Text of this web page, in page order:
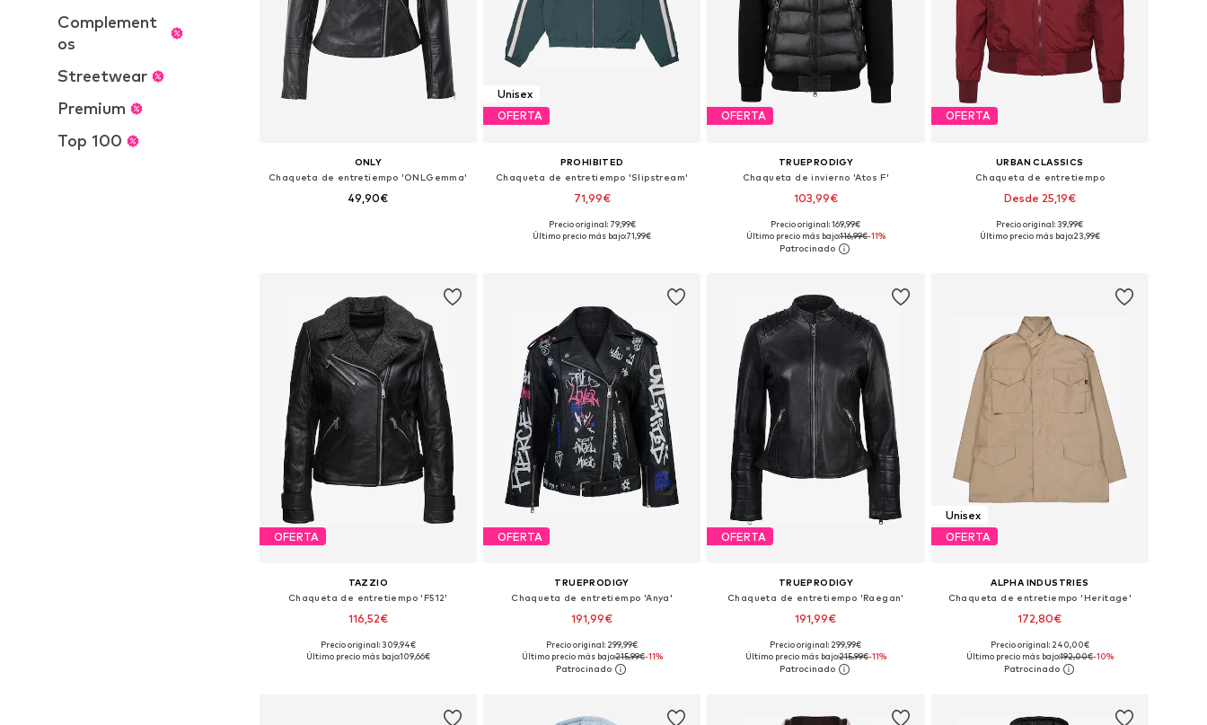
Complement
os
Streetwear
Premium
Top 100
ONLY
Chaqueta de entretiempo 'ONLGemma'
49,90€
Unisex
OFERTA
PROHIBITED
Chaqueta de entretiempo 'Slipstream'
71,99€
Tallas disponibles: XS, S, M, L, XL, XXL
Precio original: 79,99€
Último precio más bajo:71,99€
OFERTA
TRUEPRODIGY
Chaqueta de invierno 'Atos F'
103,99€
Tallas disponibles: XS, S, M, XL
Añadir a la cesta
Precio original: 169,99€
Último precio más bajo:116,99€-11%
OFERTA
URBAN CLASSICS
Chaqueta de entretiempo
Desde 25,19€
+7
Disponible en muchas tallas
Precio original: 39,99€
Último precio más bajo:23,99€
OFERTA
TAZZIO
Chaqueta de entretiempo 'F512'
116,52€
Tallas disponibles: S, M, L
Precio original: 309,94€
Último precio más bajo:109,66€
OFERTA
TRUEPRODIGY
Chaqueta de entretiempo 'Anya'
191,99€
Tallas disponibles: XS, S, M, L, XL
Añadir a la cesta
Precio original: 299,99€
Último precio más bajo:215,99€-11%
OFERTA
TRUEPRODIGY
Chaqueta de entretiempo 'Raegan'
191,99€
Tallas disponibles: XS, S, M, L, XL
Añadir a la cesta
Precio original: 299,99€
Último precio más bajo:215,99€-11%
Unisex
OFERTA
ALPHA INDUSTRIES
Chaqueta de entretiempo 'Heritage'
172,80€
Tallas disponibles: S, M, L, XL, XXL, XXXL
Añadir a la cesta
Precio original: 240,00€
Último precio más bajo:192,00€-10%